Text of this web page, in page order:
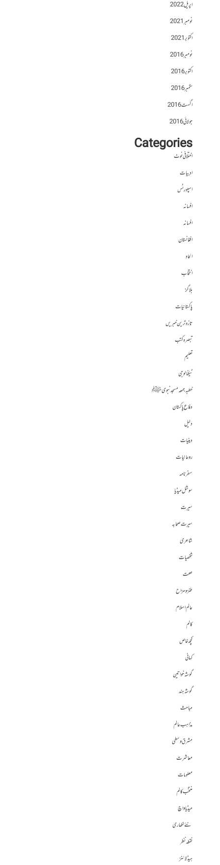
اپریل 2022
نومبر 2021
اکتوبر 2021
نومبر 2016
اکتوبر 2016
ستمبر 2016
اگست 2016
جولائی 2016
Categories
اختلافی نوٹ
ادبیات
اسپورٹس
افسانہ
افسانہ
افغانستان
الحاد
انتخاب
بلاگز
پاکستانیات
تازہ ترین خبریں
تبصرہ کتب
تعلیم
ٹیکنالوجی
خطبہ جمعہ مسجد نبوی ﷺ
دفاع پاکستان
دلیل
دینیات
روحانیات
سفرنامہ
سوشل میڈیا
سیرت
سیرت صحابہ
شاعری
شخصیات
صحت
طنز و مزاح
عالم اسلام
کالم
کچھ خاص
کہانی
گوشہ خواتین
گوشہ ہند
مباحث
مذاہب عالم
مشرق وسطی
معاشرت
معلومات
منتخب کالم
میڈیا واچ
نئے لکھاری
نقطہ نظر
ہیڈلائنز